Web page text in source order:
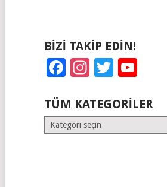
BIZI TAKIP EDIN!
Facebook
Instagram
Twitter
TÜM KATEGORILER
Tüm
Kategoriler